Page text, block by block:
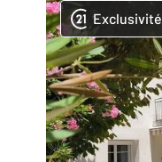
Exclusivité